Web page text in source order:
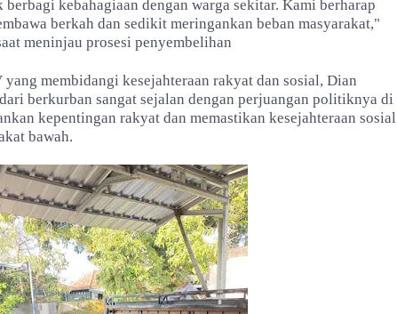
kebahagiaan dengan warga sekitar. Kami berharap
berkah dan sedikit meringankan beban masyarakat,"
meninjau prosesi penyembelihan
membidangi kesejahteraan rakyat dan sosial, Dian
berkurban sangat sejalan dengan perjuangan politiknya di
kepentingan rakyat dan memastikan kesejahteraan sosial
bawah.